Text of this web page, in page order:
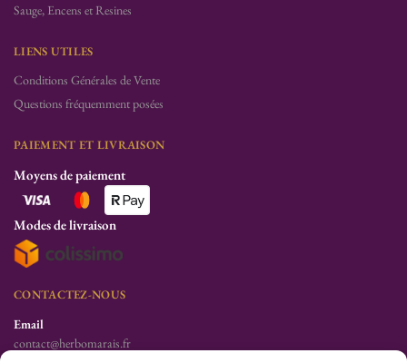
Sauge, Encens et Resines
LIENS UTILES
Conditions Générales de Vente
Questions fréquemment posées
PAIEMENT ET LIVRAISON
Moyens de paiement
Modes de livraison
CONTACTEZ-NOUS
Email
contact@herbomarais.fr